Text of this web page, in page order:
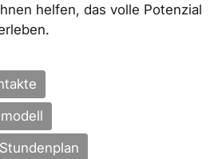
helfen, das volle Potenzial